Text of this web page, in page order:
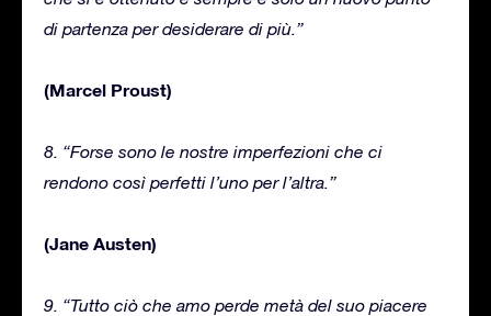
di partenza per desiderare di più.”
(Marcel Proust)
8. “Forse sono le nostre imperfezioni che ci
rendono così perfetti l’uno per l’altra.”
(Jane Austen)
9. “Tutto ciò che amo perde metà del suo piacere